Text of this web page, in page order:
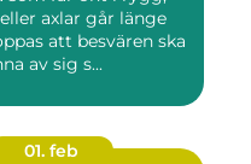
axlar går länge
att besvären ska
av sig s...
01. feb